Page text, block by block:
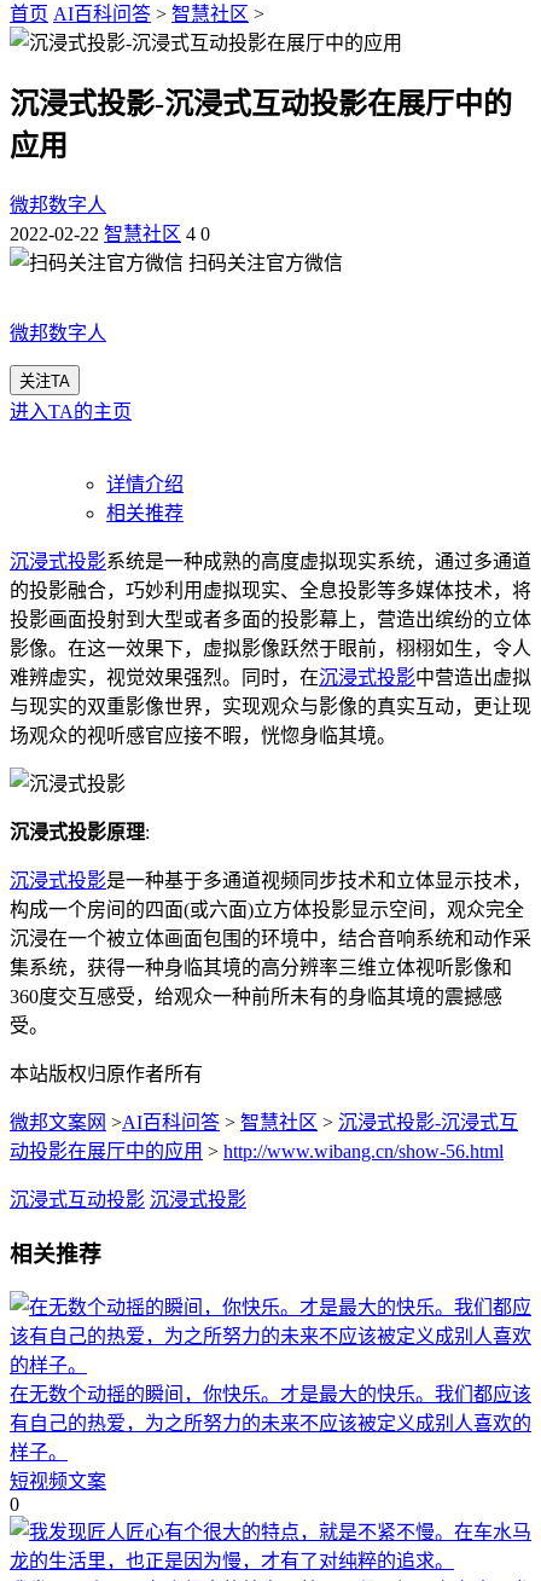
首页 AI百科问答 > 智慧社区 >
沉浸式投影-沉浸式互动投影在展厅中的
应用
微邦数字人
2022-02-22 智慧社区 4 0
扫码关注官方微信
微邦数字人
关注TA
进入TA的主页
详情介绍
相关推荐
沉浸式投影系统是一种成熟的高度虚拟现实系统，通过多通道
的投影融合，巧妙利用虚拟现实、全息投影等多媒体技术，将
投影画面投射到大型或者多面的投影幕上，营造出缤纷的立体
影像。在这一效果下，虚拟影像跃然于眼前，栩栩如生，令人
难辨虚实，视觉效果强烈。同时，在沉浸式投影中营造出虚拟
与现实的双重影像世界，实现观众与影像的真实互动，更让现
场观众的视听感官应接不暇，恍惚身临其境。
沉浸式投影原理:
沉浸式投影是一种基于多通道视频同步技术和立体显示技术，
构成一个房间的四面(或六面)立方体投影显示空间，观众完全
沉浸在一个被立体画面包围的环境中，结合音响系统和动作采
集系统，获得一种身临其境的高分辨率三维立体视听影像和
360度交互感受，给观众一种前所未有的身临其境的震撼感
受。
本站版权归原作者所有
微邦文案网 >AI百科问答 > 智慧社区 > 沉浸式投影-沉浸式互
动投影在展厅中的应用 > http://www.wibang.cn/show-56.html
沉浸式互动投影 沉浸式投影
相关推荐
在无数个动摇的瞬间，你快乐。才是最大的快乐。我们都应该
有自己的热爱，为之所努力的未来不应该被定义成别人喜欢的
样子。
短视频文案
0